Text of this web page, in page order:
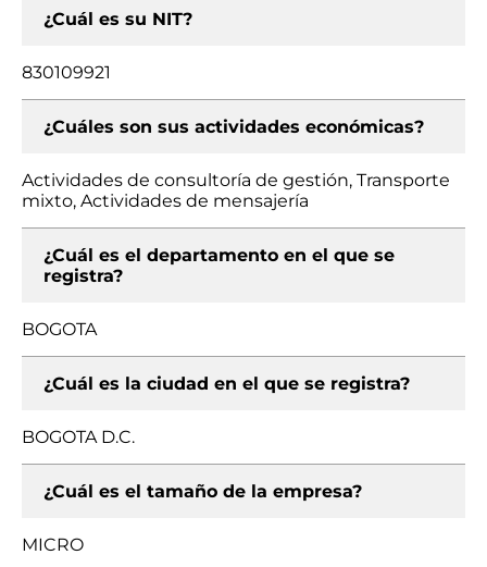
¿Cuál es su NIT?
830109921
¿Cuáles son sus actividades económicas?
Actividades de consultoría de gestión, Transporte
mixto, Actividades de mensajería
¿Cuál es el departamento en el que se
registra?
BOGOTA
¿Cuál es la ciudad en el que se registra?
BOGOTA D.C.
¿Cuál es el tamaño de la empresa?
MICRO